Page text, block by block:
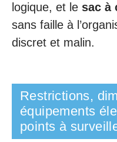
logique, et le sac à
sans faille à
discret et malin.
Restrictions,
équipements
points à